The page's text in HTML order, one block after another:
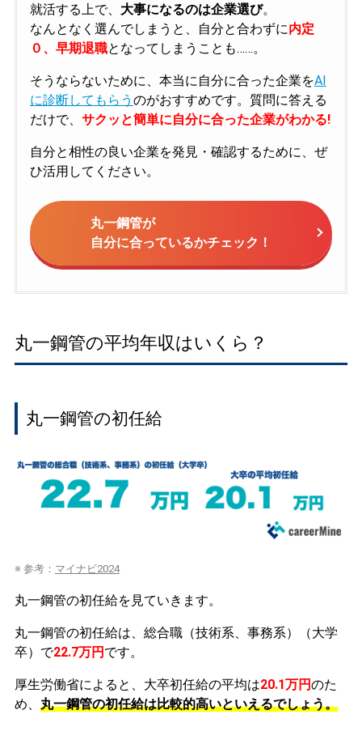
就活する上で、 大事になるのは企業選び。
なんとなく選んでしまうと、自分と合わずに内定
０、早期退職となってしまうことも……。
そうならないために、本当に自分に合った企業をAI
に診断してもらう のがおすすめです。質問に答える
だけで、 サクッと簡単に自分に合った企業がわかる!
自分と相性の良い企業を発見・確認するために、ぜ
ひ活用してください。
丸一鋼管が
自分に合っているかチェック！
丸一鋼管の平均年収はいくら？
丸一鋼管の初任給
※ 参考： マイナビ2024
丸一鋼管の初任給を見ていきます。
丸一鋼管の初任給は、総合職（技術系、事務系）（大学
卒）で22.7万円 です。
厚生労働省によると、大卒初任給の平均は20.1万円のた
め、 丸一鋼管の初任給は比較的高いといえるでしょう。